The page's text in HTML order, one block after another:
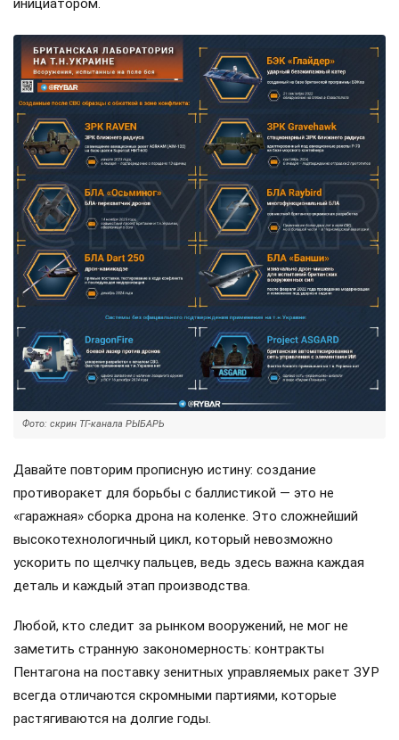
инициатором.
Фото: скрин ТГ-канала РЫБАРЬ
Давайте повторим прописную истину: создание
противоракет для борьбы с баллистикой — это не
«гаражная» сборка дрона на коленке. Это сложнейший
высокотехнологичный цикл, который невозможно
ускорить по щелчку пальцев, ведь здесь важна каждая
деталь и каждый этап производства.
Любой, кто следит за рынком вооружений, не мог не
заметить странную закономерность: контракты
Пентагона на поставку зенитных управляемых ракет ЗУР
всегда отличаются скромными партиями, которые
растягиваются на долгие годы.